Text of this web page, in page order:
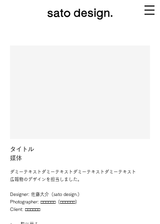
タイトル
媒体
ダミーテキストダミーテキストダミーテキストダミーテキスト
広報物のデザインを担当しました。
Designer: 佐藤大介（sato design.）
Photographer: □□□□□□（□□□□□□）
Client: □□□□□□